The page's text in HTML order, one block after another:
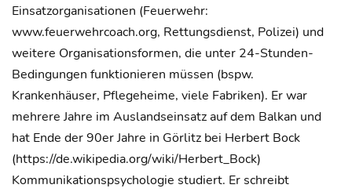
Einsatzorganisationen (Feuerwehr:
www.feuerwehrcoach.org, Rettungsdienst, Polizei) und
weitere Organisationsformen, die unter 24-Stunden-
Bedingungen funktionieren müssen (bspw.
Krankenhäuser, Pflegeheime, viele Fabriken). Er war
mehrere Jahre im Auslandseinsatz auf dem Balkan und
hat Ende der 90er Jahre in Görlitz bei Herbert Bock
(https://de.wikipedia.org/wiki/Herbert_Bock)
Kommunikationspsychologie studiert. Er schreibt